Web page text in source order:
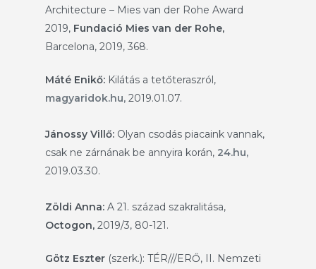
Architecture – Mies van der Rohe Award
2019, Fundació Mies van der Rohe,
Barcelona, 2019, 368.
Máté Enikő: Kilátás a tetőteraszról,
magyaridok.hu, 2019.01.07.
Jánossy Villő: Olyan csodás piacaink vannak,
csak ne zárnának be annyira korán, 24.hu,
2019.03.30.
Zöldi Anna: A 21. század szakralitása,
Octogon, 2019/3, 80-121.
Götz Eszter (szerk.): TÉR///ERŐ, II. Nemzeti